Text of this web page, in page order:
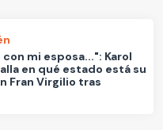
con mi esposa...": Karol
en qué estado está su
Fran Virgilio tras